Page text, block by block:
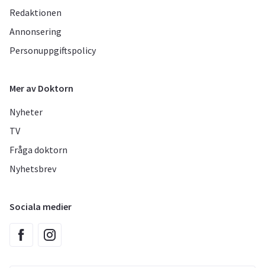
Redaktionen
Annonsering
Personuppgiftspolicy
Mer av Doktorn
Nyheter
TV
Fråga doktorn
Nyhetsbrev
Sociala medier